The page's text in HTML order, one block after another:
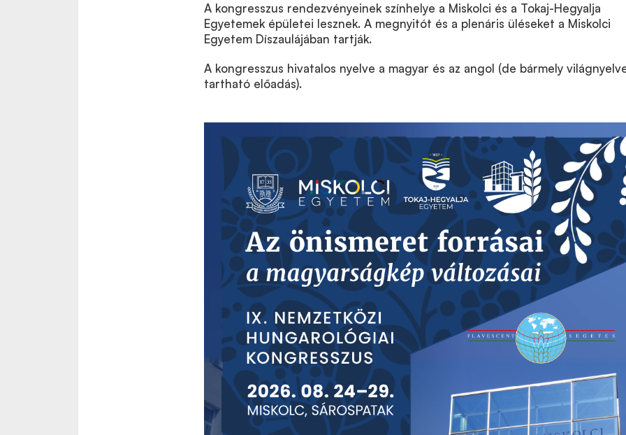
A kongresszus rendezvényeinek színhelye a Miskolci és a Tokaj-Hegyalja
Egyetemek épületei lesznek. A megnyitót és a plenáris üléseket a Miskolci
Egyetem Díszaulájában tartják.
A kongresszus hivatalos nyelve a magyar és az angol (de bármely
tartható előadás).